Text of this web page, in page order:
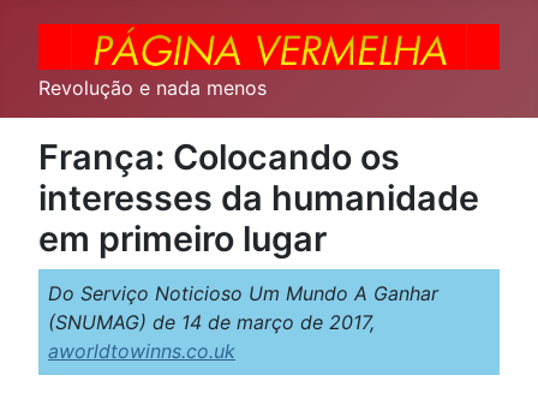
Revolução e nada menos
França: Colocando os
interesses da humanidade
em primeiro lugar
Do Serviço Noticioso Um Mundo A Ganhar
(SNUMAG) de 14 de março de 2017,
aworldtowinns.co.uk